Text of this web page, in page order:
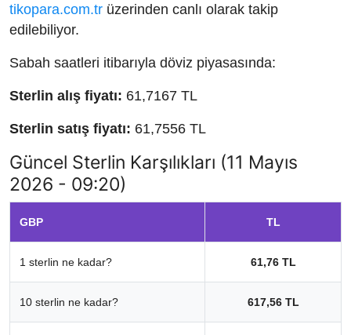
tikopara.com.tr üzerinden canlı olarak takip
edilebiliyor.
Sabah saatleri itibarıyla döviz piyasasında:
Sterlin alış fiyatı: 61,7167 TL
Sterlin satış fiyatı: 61,7556 TL
Güncel Sterlin Karşılıkları (11 Mayıs
2026 - 09:20)
GBP TL
1 sterlin ne kadar? 61,76 TL
10 sterlin ne kadar? 617,56 TL